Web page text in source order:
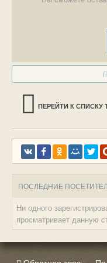
ПЕРЕЙТИ К СПИСКУ
ПОСЛЕДНИЕ
Ни одного
просматривает данную